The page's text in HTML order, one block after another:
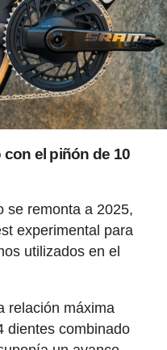
el piñón de 10
se remonta a 2025,
experimental para
utilizados en el
relación máxima
dientes combinado